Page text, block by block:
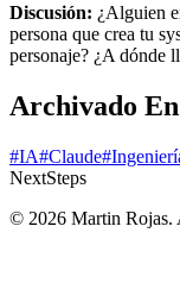
Discusión: ¿Alguien
persona que crea tu
personaje? ¿A dónde
Archivado En
#IA#Claude
NextSteps
© 2026 Martin Rojas.